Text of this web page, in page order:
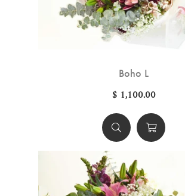
Boho L
$ 1,100.00